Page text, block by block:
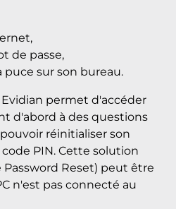
de passe,
puce sur son bureau.
permet d'accéder
d'abord à des questions
réinitialiser son
PIN. Cette solution
Password Reset) peut être
n'est pas connecté au